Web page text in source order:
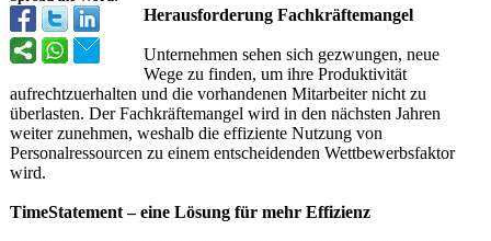
Herausforderung Fachkräftemangel
Unternehmen sehen sich gezwungen, neue
Wege zu finden, um ihre Produktivität
aufrechtzuerhalten und die vorhandenen Mitarbeiter nicht zu
überlasten. Der Fachkräftemangel wird in den nächsten Jahren
weiter zunehmen, weshalb die effiziente Nutzung von
Personalressourcen zu einem entscheidenden Wettbewerbsfaktor
wird.
TimeStatement – eine Lösung für mehr Effizienz